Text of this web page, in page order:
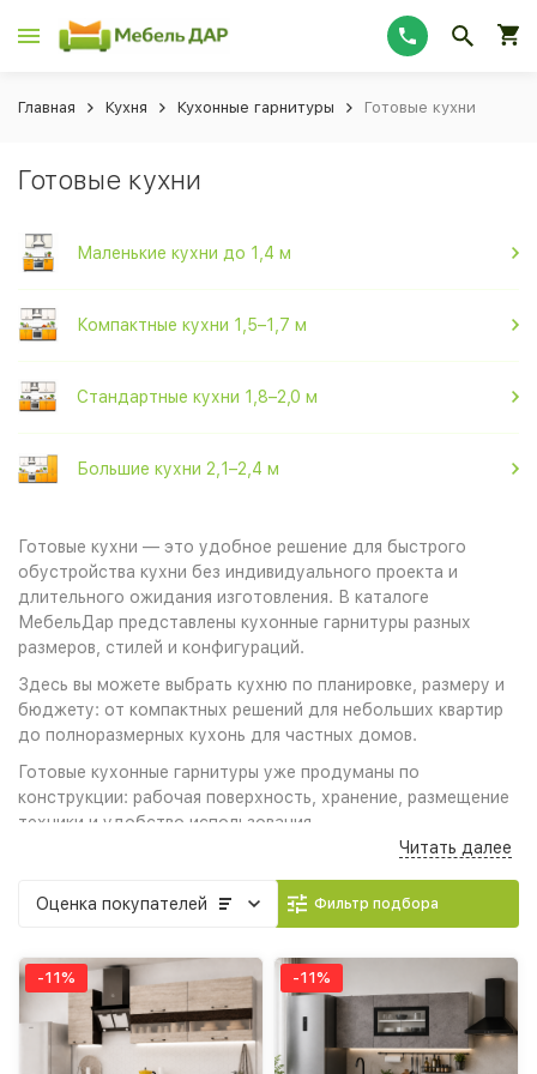
Главная Кухня Кухонные гарнитуры Готовые кухни
Готовые кухни
Маленькие кухни до 1,4 м
Компактные кухни 1,5–1,7 м
Стандартные кухни 1,8–2,0 м
Большие кухни 2,1–2,4 м
Готовые кухни — это удобное решение для быстрого
обустройства кухни без индивидуального проекта и
длительного ожидания изготовления. В каталоге
МебельДар представлены кухонные гарнитуры разных
размеров, стилей и конфигураций.
Здесь вы можете выбрать кухню по планировке, размеру и
бюджету: от компактных решений для небольших квартир
до полноразмерных кухонь для частных домов.
Готовые кухонные гарнитуры уже продуманы по
конструкции: рабочая поверхность, хранение, размещение
техники и удобство использования.
✔ для квартир
✔ для дачи
✔ для арендуемого жилья
ЧТО В КАТАЛОГЕ
Читать далее
Оценка покупателей Фильтр подбора
-11% -11%